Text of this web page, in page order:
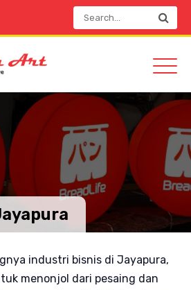
industri bisnis di Jayapura,
menonjol dari pesaing dan